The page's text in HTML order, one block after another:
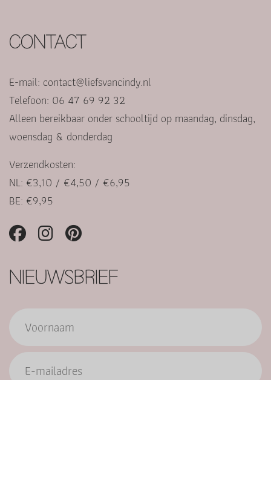
CONTACT
E-mail: contact@liefsvancindy.nl
Telefoon: 06 47 69 92 32
Alleen bereikbaar onder schooltijd op maandag, dinsdag,
woensdag & donderdag
Verzendkosten:
NL: €3,10 / €4,50 / €6,95
BE: €9,95
NIEUWSBRIEF